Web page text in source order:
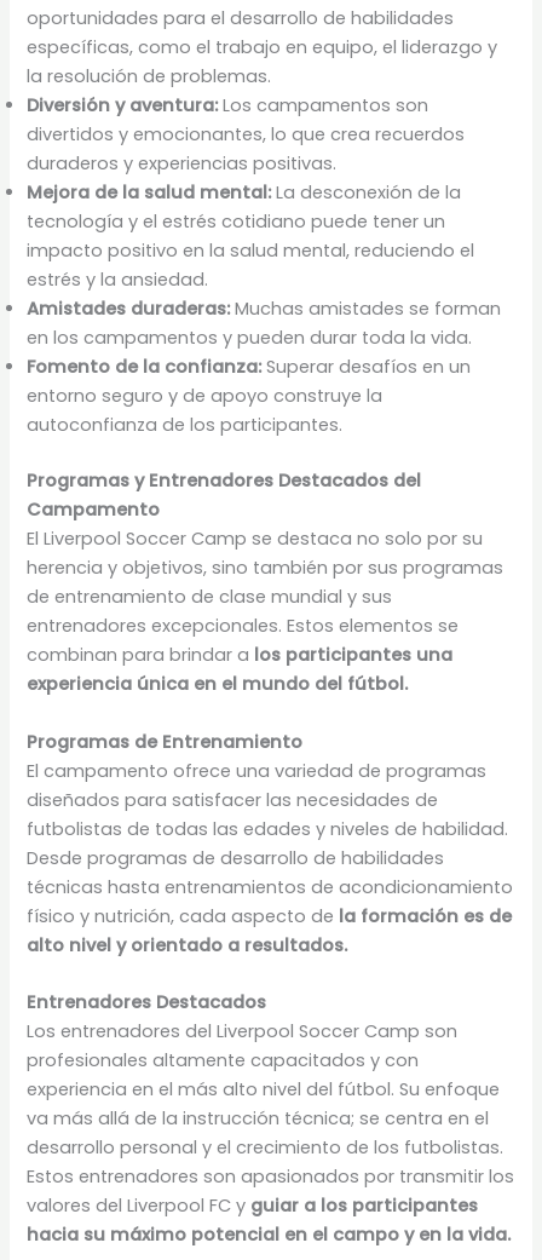
oportunidades para el desarrollo de habilidades
específicas, como el trabajo en equipo, el liderazgo y
la resolución de problemas.
Diversión y aventura:Los campamentos son
divertidos y emocionantes, lo que crea recuerdos
duraderos y experiencias positivas.
Mejora de la salud mental:La desconexión de la
tecnología y el estrés cotidiano puede tener un
impacto positivo en la salud mental, reduciendo el
estrés y la ansiedad.
Amistades duraderas:Muchas amistades se forman
en los campamentos y pueden durar toda la vida.
Fomento de la confianza:Superar desafíos en un
entorno seguro y de apoyo construye la
autoconfianza de los participantes.
Programas y Entrenadores Destacados del
Campamento
El Liverpool Soccer Camp se destaca no solo por su
herencia y objetivos, sino también por sus programas
de entrenamiento de clase mundial y sus
entrenadores excepcionales. Estos elementos se
combinan para brindar a los participantes una
experiencia única en el mundo del fútbol.
Programas de Entrenamiento
El campamento ofrece una variedad de programas
diseñados para satisfacer las necesidades de
futbolistas de todas las edades y niveles de habilidad.
Desde programas de desarrollo de habilidades
técnicas hasta entrenamientos de acondicionamiento
físico y nutrición, cada aspecto de la formación es de
alto nivel y orientado a resultados.
Entrenadores Destacados
Los entrenadores del Liverpool Soccer Camp son
profesionales altamente capacitados y con
experiencia en el más alto nivel del fútbol. Su enfoque
va más allá de la instrucción técnica; se centra en el
desarrollo personal y el crecimiento de los futbolistas.
Estos entrenadores son apasionados por transmitir los
valores del Liverpool FC y guiar a los participantes
hacia su máximo potencial en el campo y en la vida.